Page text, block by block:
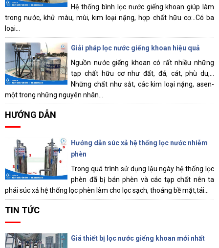
Hệ thống bình lọc nước giếng khoan giúp làm
trong nước, khử màu, mùi, kim loại nặng, hợp chất hữu cơ...Có ba
loại...
Giải pháp lọc nước giếng khoan hiệu quả
Nguồn nước giếng khoan có rất nhiều những
tạp chất hữu cơ như đất, đá, cát, phù du,…
Những chất như sắt, các kim loại nặng, asen-
một trong những nguyên nhân...
HƯỚNG DẪN
Hướng dẫn súc xả hệ thống lọc nước nhiễm
phèn
Trong quá trình sử dụng lậu ngày hệ thống lọc
phèn đã bị bán phèn và các tạp chất nên ta
phái súc xả hệ thống lọc phèn làm cho lọc sạch, thoáng bề mặt,tái...
TIN TỨC
Giá thiết bị lọc nước giếng khoan mới nhất